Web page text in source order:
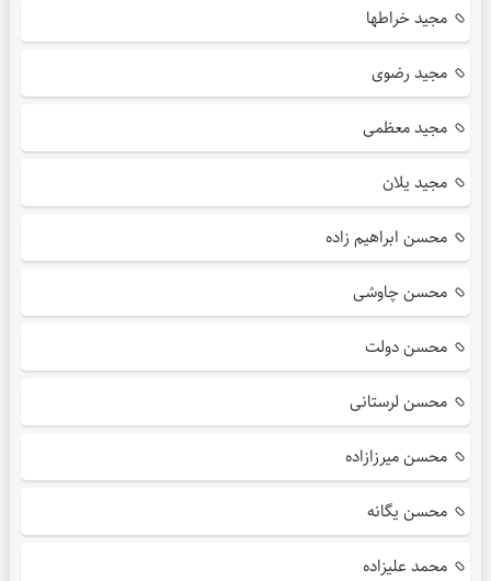
مجید خراطها
مجید رضوی
مجید معظمی
مجید یلان
محسن ابراهیم زاده
محسن چاوشی
محسن دولت
محسن لرستانی
محسن میرزازاده
محسن یگانه
محمد علیزاده